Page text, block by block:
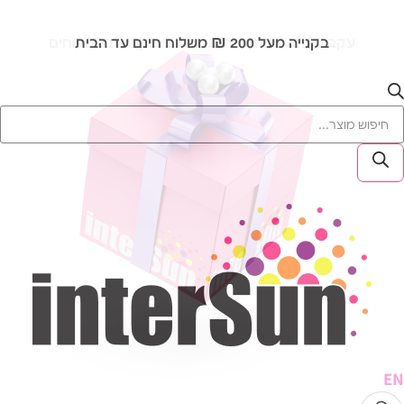
עקב עומס הזמנות ייתכנו עיכובים קלים במשלוחים
בקנייה מעל 200 ₪ משלוח חינם עד הביתאספקה בין 2-7 ימי עסקים